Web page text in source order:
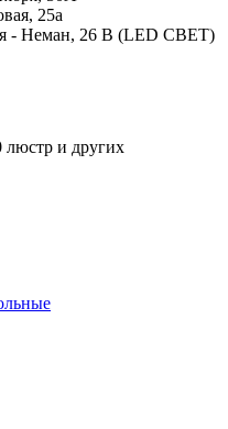
25а
- Неман, 26 В (LED СВЕТ)
люстр и других